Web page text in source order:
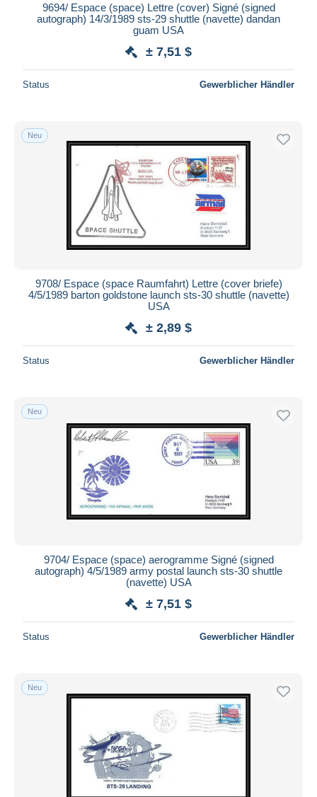
9694/ Espace (space) Lettre (cover) Signé (signed
autograph) 14/3/1989 sts-29 shuttle (navette) dandan
guam USA
± 7,51 $
Status Gewerblicher Händler
Neu
9708/ Espace (space Raumfahrt) Lettre (cover briefe)
4/5/1989 barton goldstone launch sts-30 shuttle (navette)
USA
± 2,89 $
Status Gewerblicher Händler
Neu
9704/ Espace (space) aerogramme Signé (signed
autograph) 4/5/1989 army postal launch sts-30 shuttle
(navette) USA
± 7,51 $
Status Gewerblicher Händler
Neu